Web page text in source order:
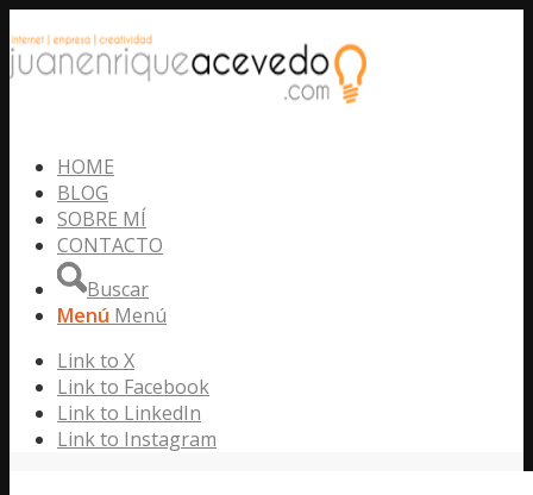
HOME
BLOG
SOBRE MÍ
CONTACTO
Buscar
Menú Menú
Link to X
Link to Facebook
Link to LinkedIn
Link to Instagram